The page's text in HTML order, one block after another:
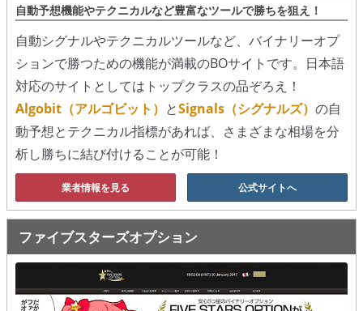
自動予想機能やテクニカルなど豊富なツールで勝ちを狙え！
自動シグナルやテクニカルツールなど、バイナリーオプ
ションで勝つための機能が満載のBOサイトです。日本語
対応のサイトとしてはトップクラスの品ぞろえ！
Algobit（アルゴビット） とSignals（シグナルズ） の自
動予想とテクニカル指標があれば、さまざまな相場を分
析し勝ちに結び付けることが可能！
業者情報を見る 公式サイトへ
ファイブスターズオプション